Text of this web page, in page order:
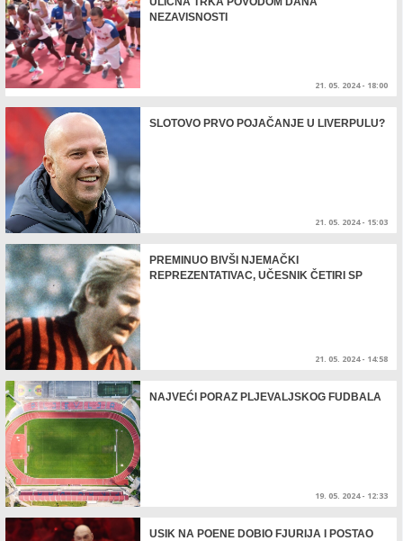
NEZAVISNOSTI
21. 05. 2024 - 18:00
SLOTOVO PRVO POJAČANJE U LIVERPULU?
21. 05. 2024 - 15:03
PREMINUO BIVŠI NJEMAČKI
REPREZENTATIVAC, UČESNIK ČETIRI SP
21. 05. 2024 - 14:58
NAJVEĆI PORAZ PLJEVALJSKOG FUDBALA
19. 05. 2024 - 12:33
USIK NA POENE DOBIO FJURIJA I POSTAO